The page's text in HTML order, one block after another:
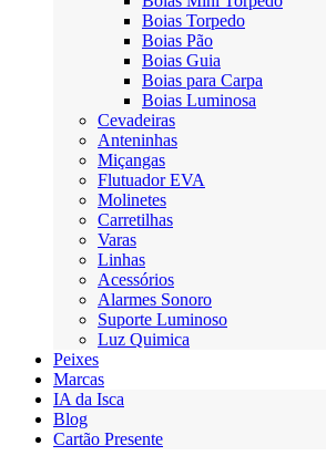
Boias Torpedo
Boias Pão
Boias Guia
Boias para Carpa
Boias Luminosa
Cevadeiras
Anteninhas
Miçangas
Flutuador EVA
Molinetes
Carretilhas
Varas
Linhas
Acessórios
Alarmes Sonoro
Suporte Luminoso
Luz Quimica
Peixes
Marcas
IA da Isca
Blog
Cartão Presente